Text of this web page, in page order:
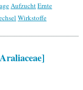
AufzuchtErnte
Wirkstoffe